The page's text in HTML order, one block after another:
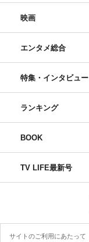
映画
エンタメ総合
特集・インタビュー
ランキング
BOOK
TV LIFE最新号
サイトのご利用にあたって